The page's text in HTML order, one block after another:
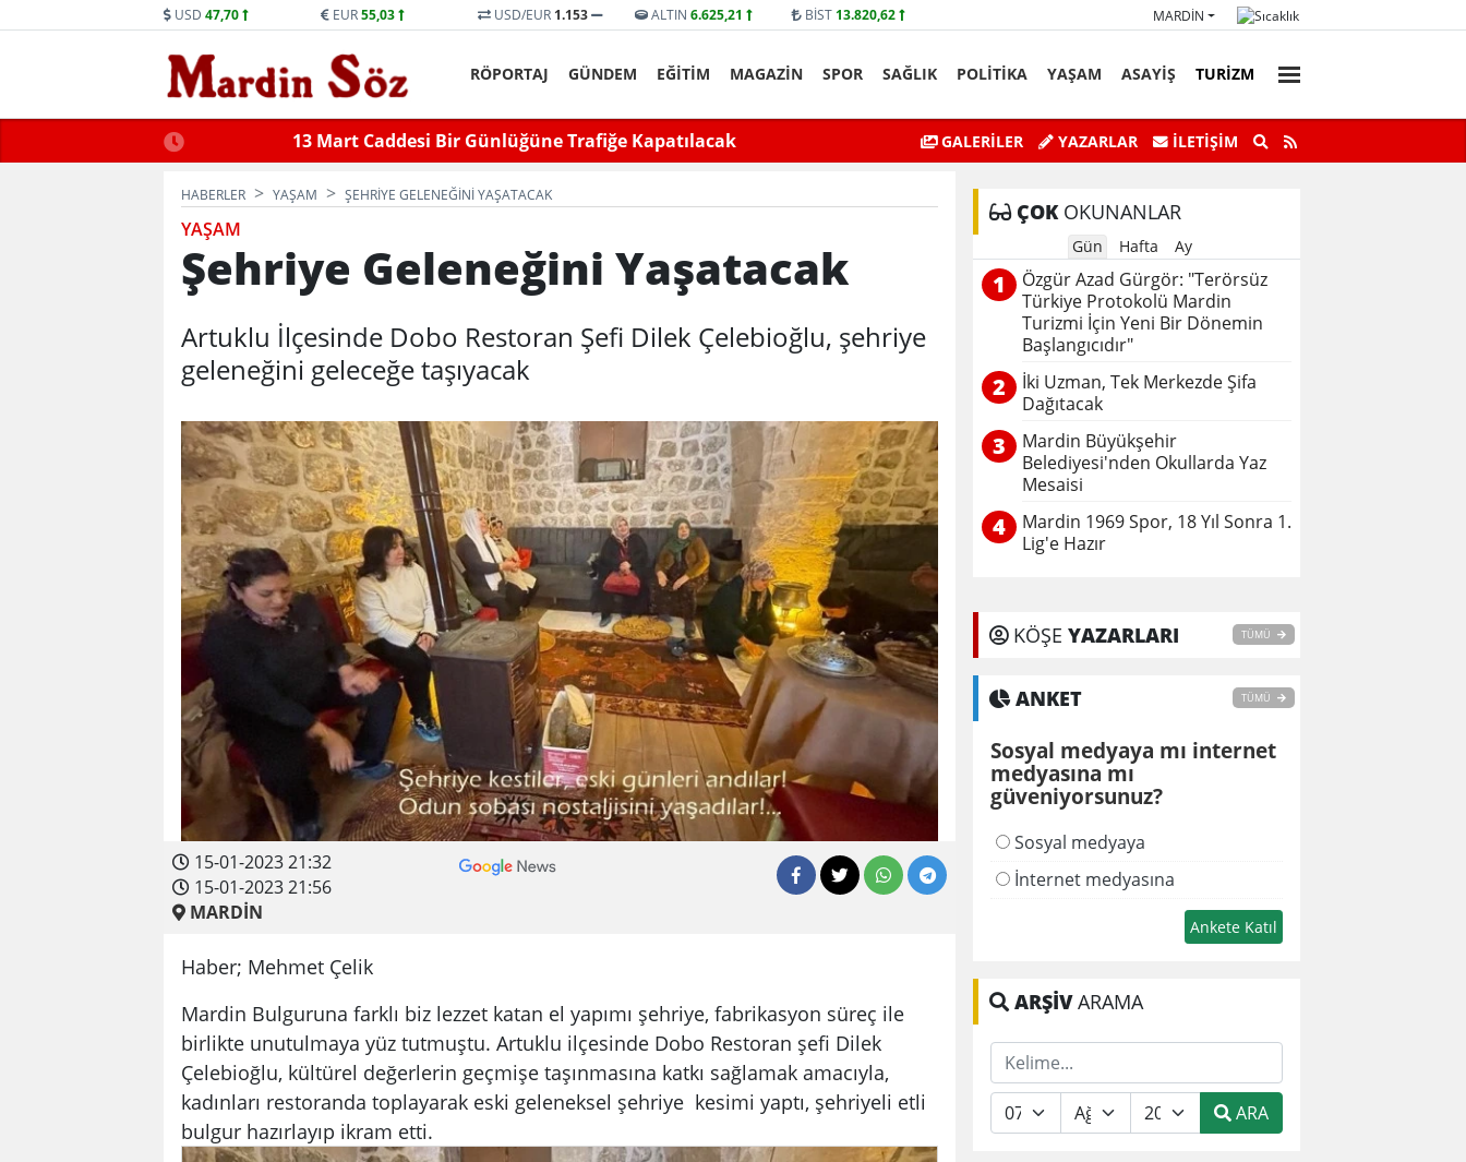
USD 47,70 EUR55,03 USD/EUR 1.153 ALTIN 6.625,21 BİST 13.820,62 MARDIN
RÖPORTAJ GÜNDEM EĞİTİM MAGAZİN SPOR SAĞLIK POLİTİKA YAŞAM ASAYİŞ TURİZM
Trafiğe Kapatılacak Midyat’ta bıçaklı kavga can aldı
Mardin’de Ceza İnfaz Personeli Günü’ne Özel Satranç
Turnuvası
GALERİLER YAZARLAR İLETIŞIM
HABERLER YAŞAM ŞEHRIYE GELENEĞINI YAŞATACAK
YAŞAM
Şehriye Geleneğini Yaşatacak
Artuklu İlçesinde Dobo Restoran Şefi Dilek Çelebioğlu, şehriye
geleneğini geleceğe taşıyacak
15-01-2023 21:32
15-01-2023 21:56
MARDİN
Haber; Mehmet Çelik
Mardin Bulguruna farklı biz lezzet katan el yapımı şehriye, fabrikasyon süreç ile
birlikte unutulmaya yüz tutmuştu. Artuklu ilçesinde Dobo Restoran şefi Dilek
Çelebioğlu, kültürel değerlerin geçmişe taşınmasına katkı sağlamak amacıyla,
kadınları restoranda toplayarak eski geleneksel şehriye kesimi yaptı, şehriyeli etli
bulgur hazırlayıp ikram etti.
ÇOKOKUNANLAR
Gün Hafta Ay
1
Özgür Azad Gürgör: "Terörsüz
Türkiye Protokolü Mardin
Turizmi İçin Yeni Bir Dönemin
Başlangıcıdır"
2
İki Uzman, Tek Merkezde Şifa
Dağıtacak
3
Mardin Büyükşehir
Belediyesi'nden Okullarda Yaz
Mesaisi
4
Mardin 1969 Spor, 18 Yıl Sonra 1.
Lig'e Hazır
KÖŞE YAZARLARI TÜMÜ
ANKET TÜMÜ
Sosyal medyaya mı internet
medyasına mı
güveniyorsunuz?
Sosyal medyaya
İnternet medyasına
ARŞİVARAMA
ARA